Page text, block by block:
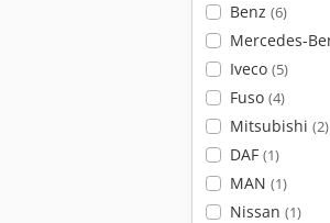
Benz (6)
Mercedes-
Iveco (5)
Fuso (4)
Mitsubishi (2)
DAF (1)
MAN (1)
Nissan (1)